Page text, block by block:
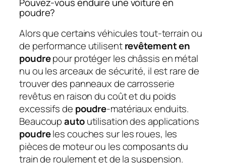
poudre?
Alors que certains véhicules tout-terrain ou
de performance utilisentrevêtement en
poudrepour protéger les châssis en métal
nu ou les arceaux de sécurité, il est rare de
trouver des panneaux de carrosserie
revêtus en raison du coût et du poids
excessifs de poudre-matériaux enduits.
Beaucoupautoutilisation des applications
poudreles couches sur les roues, les
pièces de moteur ou les composants du
train de roulement et de la suspension.